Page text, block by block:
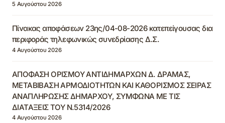
5 Αυγούστου 2026
Πίνακας αποφάσεων 23ης/04-08-2026 κατεπείγουσας δια
περιφοράς τηλεφωνικώς συνεδρίασης Δ.Σ.
4 Αυγούστου 2026
ΑΠΟΦΑΣΗ ΟΡΙΣΜΟΥ ΑΝΤΙΔΗΜΑΡΧΩΝ Δ. ΔΡΑΜΑΣ,
ΜΕΤΑΒΙΒΑΣΗ ΑΡΜΟΔΙΟΤΗΤΩΝ ΚΑΙ ΚΑΘΟΡΙΣΜΟΣ ΣΕΙΡΑΣ
ΑΝΑΠΛΗΡΩΣΗΣ ΔΗΜΑΡΧΟΥ, ΣΥΜΦΩΝΑ ΜΕ ΤΙΣ
ΔΙΑΤΑΞΕΙΣ ΤΟΥ Ν.5314/2026
4 Αυγούστου 2026